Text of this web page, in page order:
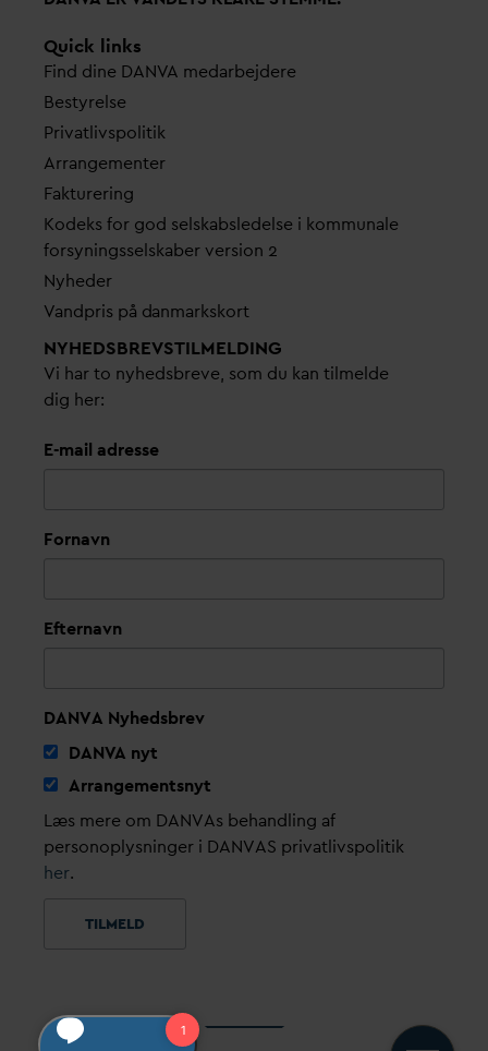
Quick links
Find dine DANVA medarbejdere
Bestyrelse
Privatlivspolitik
Arrangementer
Fakturering
Kodeks for god selskabsledelse i kommunale
forsyningsselskaber version 2
Nyheder
Vandpris på danmarkskort
NYHEDSBREVS­TILMELDING
Vi har to nyhedsbreve, som du kan tilmelde
dig her:
E-mail adresse
Fornavn
Efternavn
DANVA Nyhedsbrev
DANVA nyt
Arrangementsnyt
Læs mere om DANVAs behandling af
personoplysninger i DANVAS privatlivspolitik
her.